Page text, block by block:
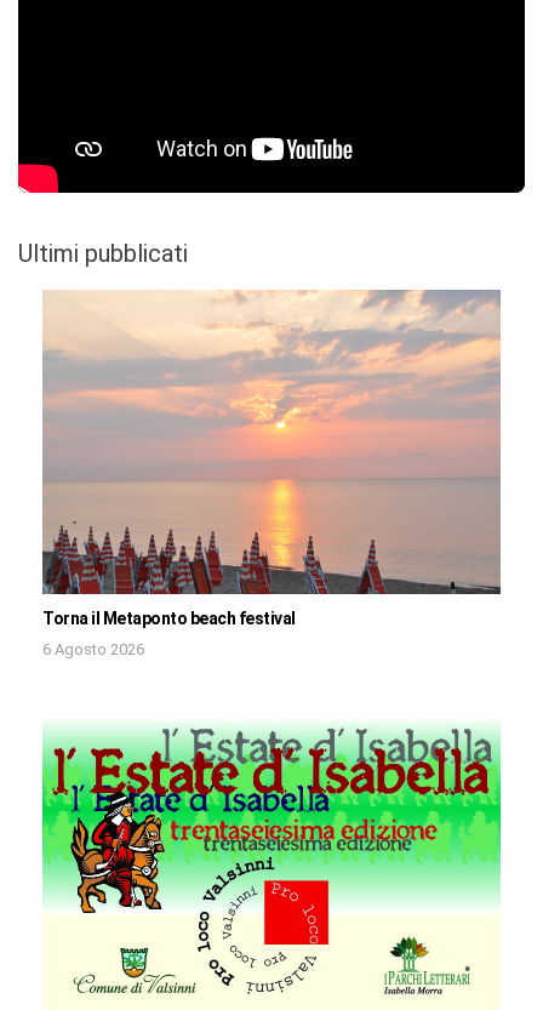
Ultimi pubblicati
Torna il Metaponto beach festival
6 Agosto 2026